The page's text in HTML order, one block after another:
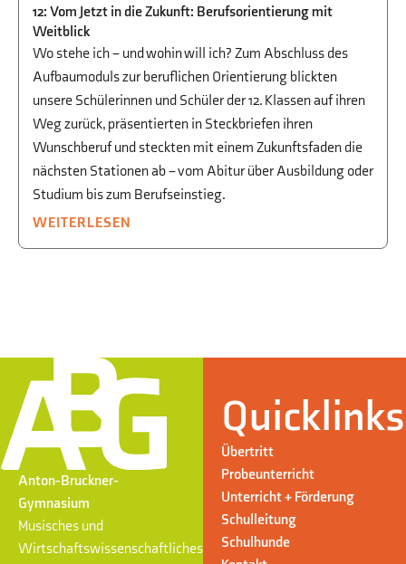
12: Vom Jetzt in die Zukunft: Berufsorientierung mit
Weitblick
Wo stehe ich – und wohin will ich? Zum Abschluss des
Aufbaumoduls zur beruflichen Orientierung blickten
unsere Schülerinnen und Schüler der 12. Klassen auf ihren
Weg zurück, präsentierten in Steckbriefen ihren
Wunschberuf und steckten mit einem Zukunftsfaden die
nächsten Stationen ab – vom Abitur über Ausbildung oder
Studium bis zum Berufseinstieg.
WEITERLESEN
Anton-Bruckner-
Gymnasium
Musisches und
Wirtschaftswissenschaftliches
Quicklinks
Übertritt
Probeunterricht
Unterricht + Förderung
Schulleitung
Schulhunde